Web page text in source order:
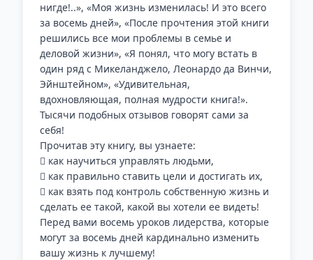
нигде!..», «Моя жизнь изменилась! И это всего
за восемь дней», «После прочтения этой книги
решились все мои проблемы в семье и
деловой жизни», «Я понял, что могу встать в
один ряд с Микеланджело, Леонардо да Винчи,
Эйнштейном», «Удивительная,
вдохновляющая, полная мудрости книга!».
Тысячи подобных отзывов говорят сами за
себя!
Прочитав эту книгу, вы узнаете:
 как научиться управлять людьми,
 как правильно ставить цели и достигать их,
 как взять под контроль собственную жизнь и
сделать ее такой, какой вы хотели ее видеть!
Перед вами восемь уроков лидерства, которые
могут за восемь дней кардинально изменить
вашу жизнь к лучшему!